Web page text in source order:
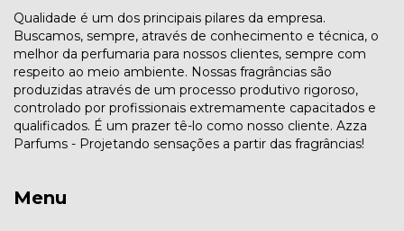
Qualidade é um dos principais pilares da empresa.
Buscamos, sempre, através de conhecimento e técnica, o
melhor da perfumaria para nossos clientes, sempre com
respeito ao meio ambiente. Nossas fragrâncias são
produzidas através de um processo produtivo rigoroso,
controlado por profissionais extremamente capacitados e
qualificados. É um prazer tê-lo como nosso cliente. Azza
Parfums - Projetando sensações a partir das fragrâncias!
Menu